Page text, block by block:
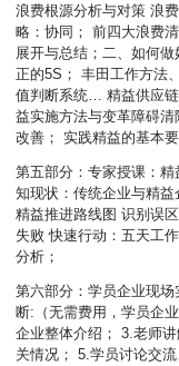
浪费根源分析与对策 浪
略：协同； 前四大浪费
展开与总结；二、如何
正的5S； 丰田工作方法
值判断系统… 精益供应
益实施方法与变革障碍
改善； 实践精益的基本
第五部分：专家授课：
知现状：传统企业与精
精益推进路线图 识别误
失败 快速行动：五天工
分析；
第六部分：学员企业现
断:（无需费用，学员企
企业整体介绍； 3.老师
关情况； 5.学员讨论交